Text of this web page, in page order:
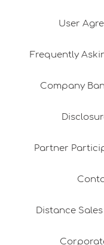
User
Frequently
Company
Partner
Distance